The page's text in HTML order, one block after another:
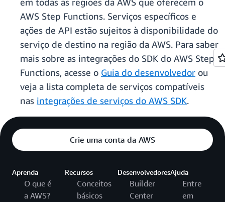
AWS Step Functions. Serviços específicos e
ações de API estão sujeitos à disponibilidade do
serviço de destino na região da AWS. Para saber
mais sobre as integrações do SDK do AWS Step
Functions, acesse o Guia do desenvolvedor ou
veja a lista completa de serviços compatíveis
nas integrações de serviços do AWS SDK.
Crie uma conta da AWS
Aprenda
O que é
a AWS?
Recursos
Conceitos
básicos
Desenvolvedores
Builder
Center
Ajuda
Entre
em